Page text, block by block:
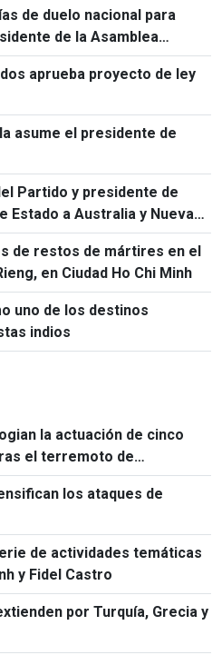
de duelo nacional para
de la Asamblea
aprueba proyecto de ley
asume el presidente de
Partido y presidente de
Estado a Australia y Nueva
de restos de mártires en el
en Ciudad Ho Chi Minh
uno de los destinos
indios
la actuación de cinco
el terremoto de
los ataques de
de actividades temáticas
y Fidel Castro
por Turquía, Grecia y